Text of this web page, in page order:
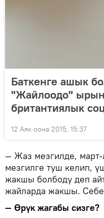
Баткенге ашык
"Жайлоодо" ырын
британтиялык
12 Аяк оона 2015, 15:37
— Жаз мезгилде, март-
мезгилге туш келип,
жакшы болбоду деп
жайларда жакшы.
— Өрүк жагабы сизге?